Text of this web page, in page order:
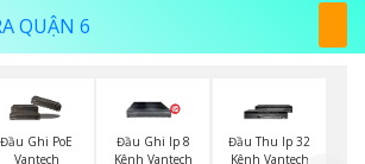
QUẬN 6
Đầu Ghi PoE
Vantech
Đầu Ghi Ip 8
Kênh Vantech
Đầu Thu Ip 32
Kênh Vantech